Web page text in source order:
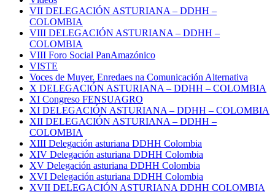
VII DELEGACIÓN ASTURIANA – DDHH –
COLOMBIA
VIII DELEGACIÓN ASTURIANA – DDHH –
COLOMBIA
VIII Foro Social PanAmazónico
VISTE
Voces de Muyer. Enredaes na Comunicación Alternativa
X DELEGACIÓN ASTURIANA – DDHH – COLOMBIA
XI Congreso FENSUAGRO
XI DELEGACIÓN ASTURIANA – DDHH – COLOMBIA
XII DELEGACIÓN ASTURIANA – DDHH –
COLOMBIA
XIII Delegación asturiana DDHH Colombia
XIV Delegación asturiana DDHH Colombia
XV Delegación asturiana DDHH Colombia
XVI Delegación asturiana DDHH Colombia
XVII DELEGACIÓN ASTURIANA DDHH COLOMBIA